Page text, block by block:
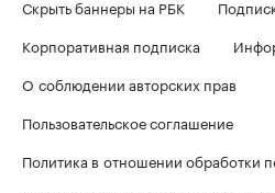
Скрыть баннеры на РБК
Корпоративная подписка
О соблюдении авторских прав
Пользовательское соглашение
Политика в отношении обработки